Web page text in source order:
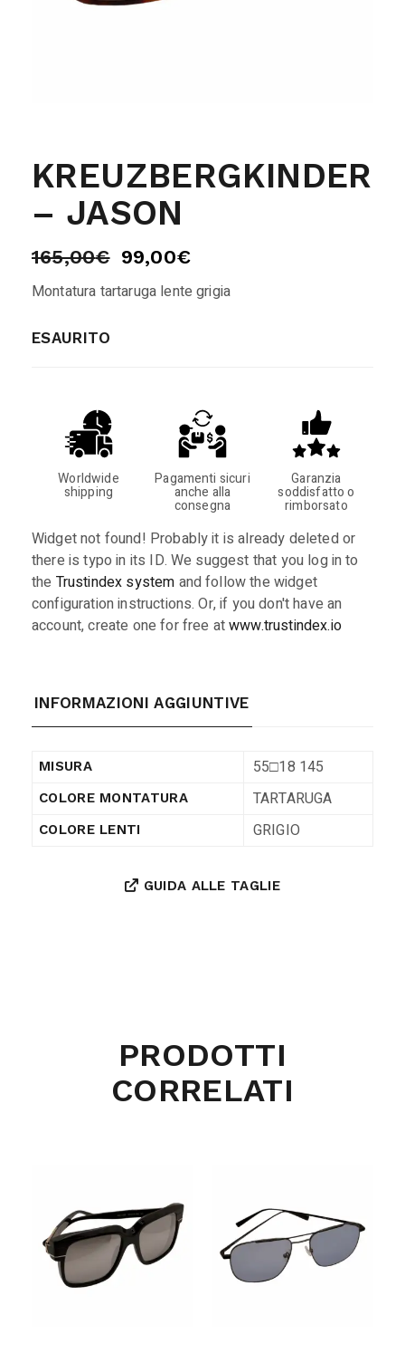
KREUZBERGKINDER
– JASON
165,00€ 99,00€
Montatura tartaruga lente grigia
ESAURITO
Worldwide
shipping
Pagamenti sicuri
anche alla
consegna
Garanzia
soddisfatto o
rimborsato
Widget not found! Probably it is already deleted or
there is typo in its ID. We suggest that you log in to
the Trustindex system and follow the widget
configuration instructions. Or, if you don't have an
account, create one for free atwww.trustindex.io
INFORMAZIONI AGGIUNTIVE
MISURA 55□18 145
COLORE MONTATURA TARTARUGA
COLORE LENTI GRIGIO
GUIDA ALLE TAGLIE
PRODOTTI
CORRELATI